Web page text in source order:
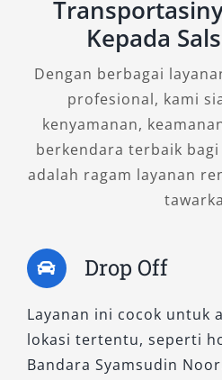
Fasilitas AC kabin, kursi
audio tersedia untuk
pengalaman perjalanan.
Short dari Salsa Wisata
harian 24 jam, bulanan,
sopir atau lepas kunci
Anda. Kami pastikan unit
beroperasi kapan pun
3. Elf NLR (Next
Elf NLR adalah generasi
Isuzu yang
Kepada
Dengan berbagai
profesional, kami
kenyamanan,
berkendara terbaik
adalah ragam layanan
Drop Off
Layanan ini cocok untuk
lokasi tertentu, seperti
Bandara Syamsudin